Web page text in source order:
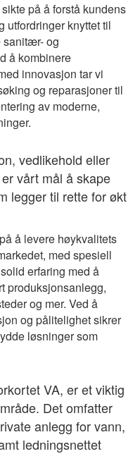
på å forstå kundens
utfordringer knyttet til
sanitær- og
å kombinere
innovasjon tar vi
og reparasjoner til
av moderne,
vedlikehold eller
vårt mål å skape
legger til rette for økt
å levere høykvalitets
med spesiell
erfaring med å
produksjonsanlegg,
og mer. Ved å
og pålitelighet sikrer
løsninger som
VA, er et viktig
Det omfatter
anlegg for vann,
ledningsnettet